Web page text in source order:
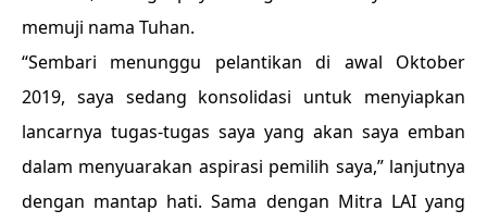
memuji nama Tuhan.
“Sembari menunggu pelantikan di awal Oktober
2019, saya sedang konsolidasi untuk menyiapkan
lancarnya tugas-tugas saya yang akan saya emban
dalam menyuarakan aspirasi pemilih saya,” lanjutnya
dengan mantap hati. Sama dengan Mitra LAI yang